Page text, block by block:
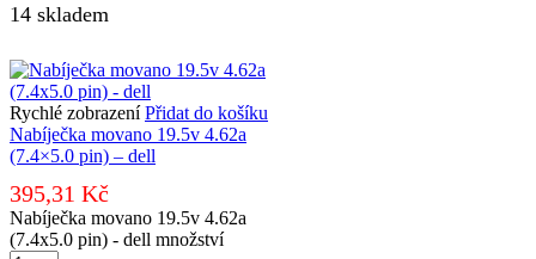
14 skladem
Rychlé zobrazení Přidat do košíku
Nabíječka movano 19.5v 4.62a
(7.4×5.0 pin) – dell
395,31 Kč
Nabíječka movano 19.5v 4.62a
(7.4x5.0 pin) - dell množství